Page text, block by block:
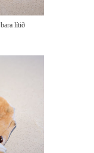
lítið